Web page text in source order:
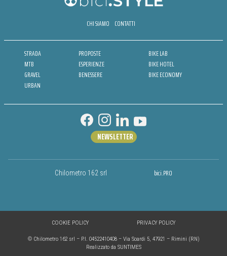
CHI SIAMO CONTATTI
STRADA
MTB
GRAVEL
URBAN
PROPOSTE
ESPERIENZE
BENESSERE
BIKE LAB
BIKE HOTEL
BIKE ECONOMY
Chilometro 162 srl bici.PRO
NEWSLETTER
© Chilometro 162 srl – P.I. 04522410408 – Via Soardi 5, 47921 – Rimini (RN)
Realizzato da SUNTIMES
COOKIE POLICY PRIVACY POLICY